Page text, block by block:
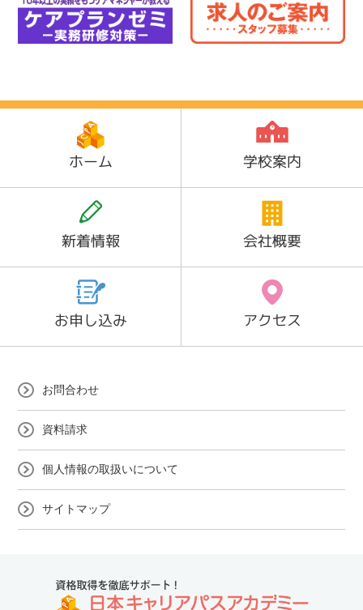
ホーム 学校案内
新着情報 会社概要
お申し込み アクセス
お問合わせ
資料請求
個人情報の取扱いについて
サイトマップ